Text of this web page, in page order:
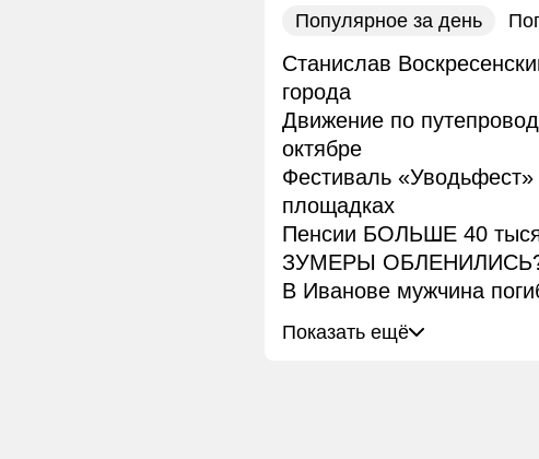
Популярное за день
Станислав
города
Движение по
октябре
Фестиваль
площадках
Пенсии БОЛЬШЕ 40
ЗУМЕРЫ ОБЛЕНИЛИСЬ?
В Иванове мужчина
Показать ещё